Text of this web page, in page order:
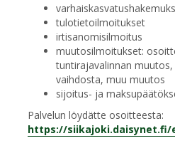
tulotietoilmoitukset
irtisanomisilmoitus
muutosilmoitukset:
tuntirajavalinnan
vaihdosta, muu muutos
sijoitus- ja
Palvelun löydätte osoitteesta:
https://siikajoki.daisynet.fi/